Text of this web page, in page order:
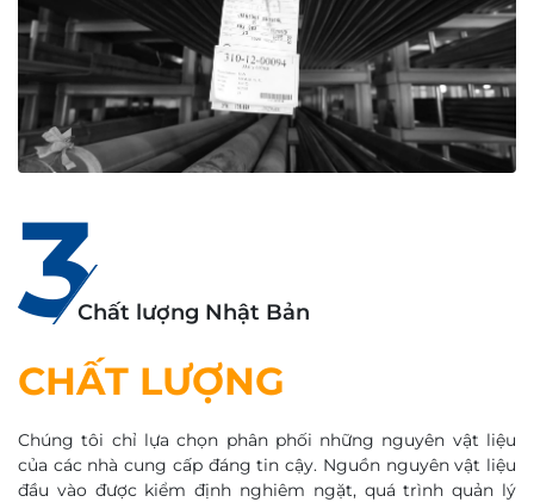
3Chất lượng Nhật Bản
CHẤT LƯỢNG
Chúng tôi chỉ lựa chọn phân phối những nguyên vật liệu
của các nhà cung cấp đáng tin cậy. Nguồn nguyên vật liệu
đầu vào được kiểm định nghiêm ngặt, quá trình quản lý